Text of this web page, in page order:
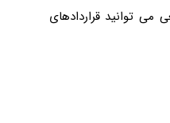
توانید قراردادهای